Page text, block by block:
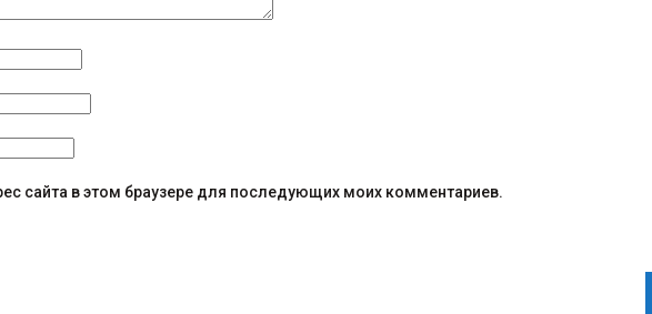
сайта в этом браузере для последующих моих комментариев.